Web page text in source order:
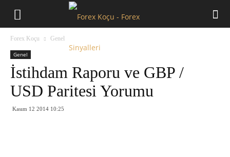
Forex Koçu Genel
Genel
İstihdam Raporu ve GBP /
USD Paritesi Yorumu
Kasım 12 2014 10:25